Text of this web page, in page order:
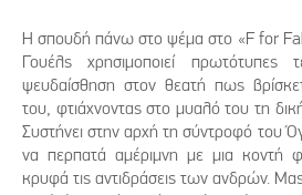
Η σπουδή πάνω στο ψέμα στο «F for
Γουέλς χρησιμοποιεί πρωτότυπες
ψευδαίσθηση στον θεατή πως
του, φτιάχνοντας στο μυαλό του τη
Συστήνει στην αρχή τη σύντροφό του
να περπατά αμέριμνη με μια κοντή
κρυφά τις αντιδράσεις των ανδρών.